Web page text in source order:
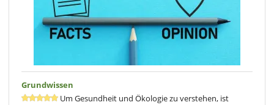
Grundwissen
Um Gesundheit und Ökologie zu verstehen, ist